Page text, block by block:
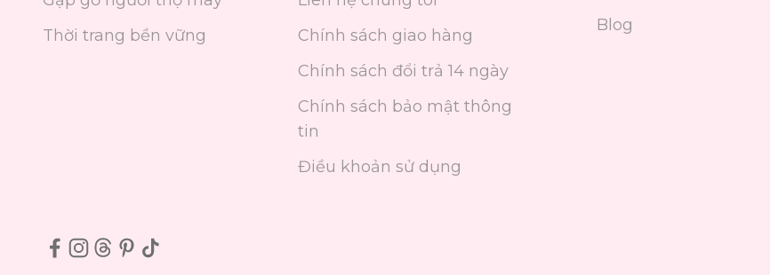
Thời trang bền vững
Chính sách giao hàng
Chính sách đổi trả 14 ngày
Chính sách bảo mật thông
tin
Điều khoản sử dụng
Blog